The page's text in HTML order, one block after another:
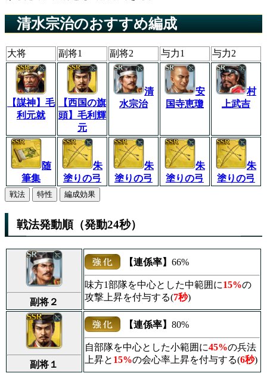
清水宗治のおすすめ編成
大将 副将1 副将2 与力1 与力2
【謀神】毛
利元就
【西国の旗
頭】毛利輝
元
清
水宗治
安
国寺恵瓊
村
上武吉
随
筆集
朱
塗りの弓
朱
塗りの弓
朱
塗りの弓
朱
塗りの弓
戦法 特性 編成効果
戦法発動順（発動24秒）
副将２
【連係率】 66%
味方1部隊を中心とした中範囲に15%の
攻撃上昇を付与する(7秒)
副将１
【連係率】 80%
自部隊を中心とした小範囲に45%の兵法
上昇と 15%の会心率上昇を付与する(6秒)